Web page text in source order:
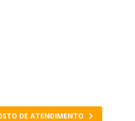
DE ATENDIMENTO